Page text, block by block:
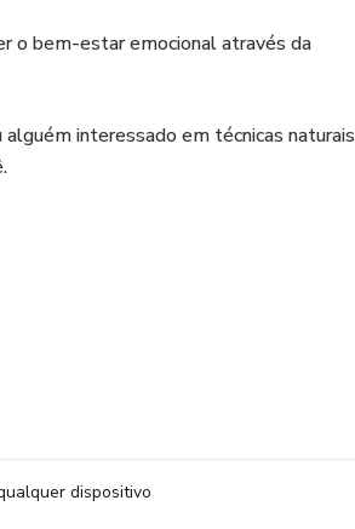
o bem-estar emocional através da
interessado em técnicas naturais
coluna vertebral
dispositivo